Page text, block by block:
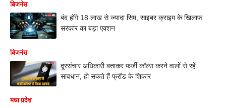
बिजनेस
बंद होंगे 18 लाख से ज्यादा सिम, साइबर क्राइम के खिलाफ
सरकार का बड़ा एक्शन
बिजनेस
दूरसंचार अधिकारी बताकर फर्जी कॉल्स करने वालों से रहें
सावधान, हो सकते हैं फ्रॉड के शिकार
मध्य प्रदेश